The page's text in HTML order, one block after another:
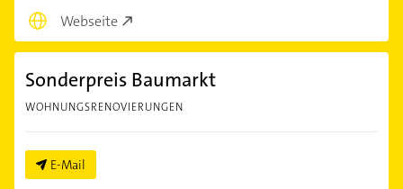
Webseite
Sonderpreis Baumarkt
WOHNUNGSRENOVIERUNGEN
E-Mail